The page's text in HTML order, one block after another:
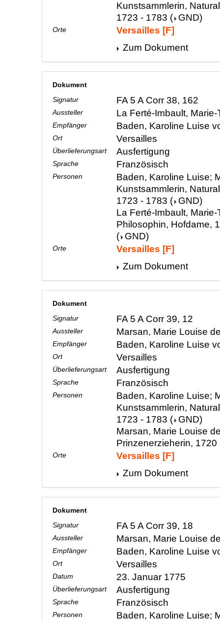
Kunstsammlerin,
1723 - 1783 ( GND)
Orte
Versailles [F]
Zum Dokument
Dokument
Signatur
FA 5 A Corr 38, 162
Aussteller La Ferté-Imbault,
Empfänger Baden, Karoline Luise
Ort Versailles
Überlieferungsart Ausfertigung
Sprache Französisch
Personen
Baden, Karoline Luise;
Kunstsammlerin,
1723 - 1783 ( GND)
La Ferté-Imbault,
Philosophin, Hofdame,
( GND)
Orte
Versailles [F]
Zum Dokument
Dokument
Signatur
FA 5 A Corr 39, 12
Aussteller Marsan, Marie Louise
Empfänger Baden, Karoline Luise
Ort Versailles
Überlieferungsart Ausfertigung
Sprache Französisch
Personen
Baden, Karoline Luise;
Kunstsammlerin,
1723 - 1783 ( GND)
Marsan, Marie Louise
Prinzenerzieherin, 1720
Orte
Versailles [F]
Zum Dokument
Dokument
Signatur
FA 5 A Corr 39, 18
Aussteller Marsan, Marie Louise
Empfänger Baden, Karoline Luise
Ort Versailles
Datum 23. Januar 1775
Überlieferungsart Ausfertigung
Sprache Französisch
Personen
Baden, Karoline Luise;